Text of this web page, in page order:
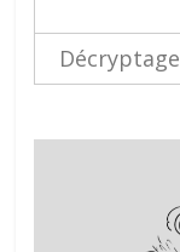
Décryptage